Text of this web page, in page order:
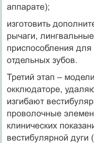
аппарате);
изготовить
рычаги,
приспособления
отдельных зубов.
Третий этап –
окклюдаторе,
изгибают
проволочные
клинических
вестибулярной дуги